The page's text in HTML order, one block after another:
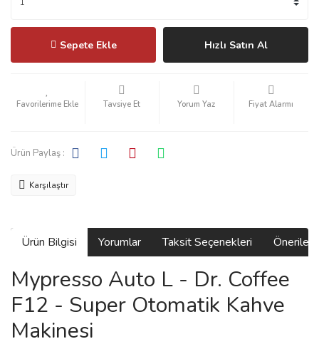
Sepete Ekle Hızlı Satın Al
Tavsiye Et Yorum Yaz Fiyat Alarmı
Ürün Paylaş :
Karşılaştır
Ürün Bilgisi Yorumlar Taksit Seçenekleri
Mypresso Auto L - Dr. Coffee
F12 - Super Otomatik Kahve
Makinesi